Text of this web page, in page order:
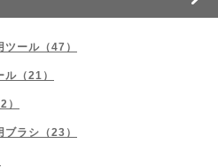
ール（47）
（21）
）
ラシ（23）